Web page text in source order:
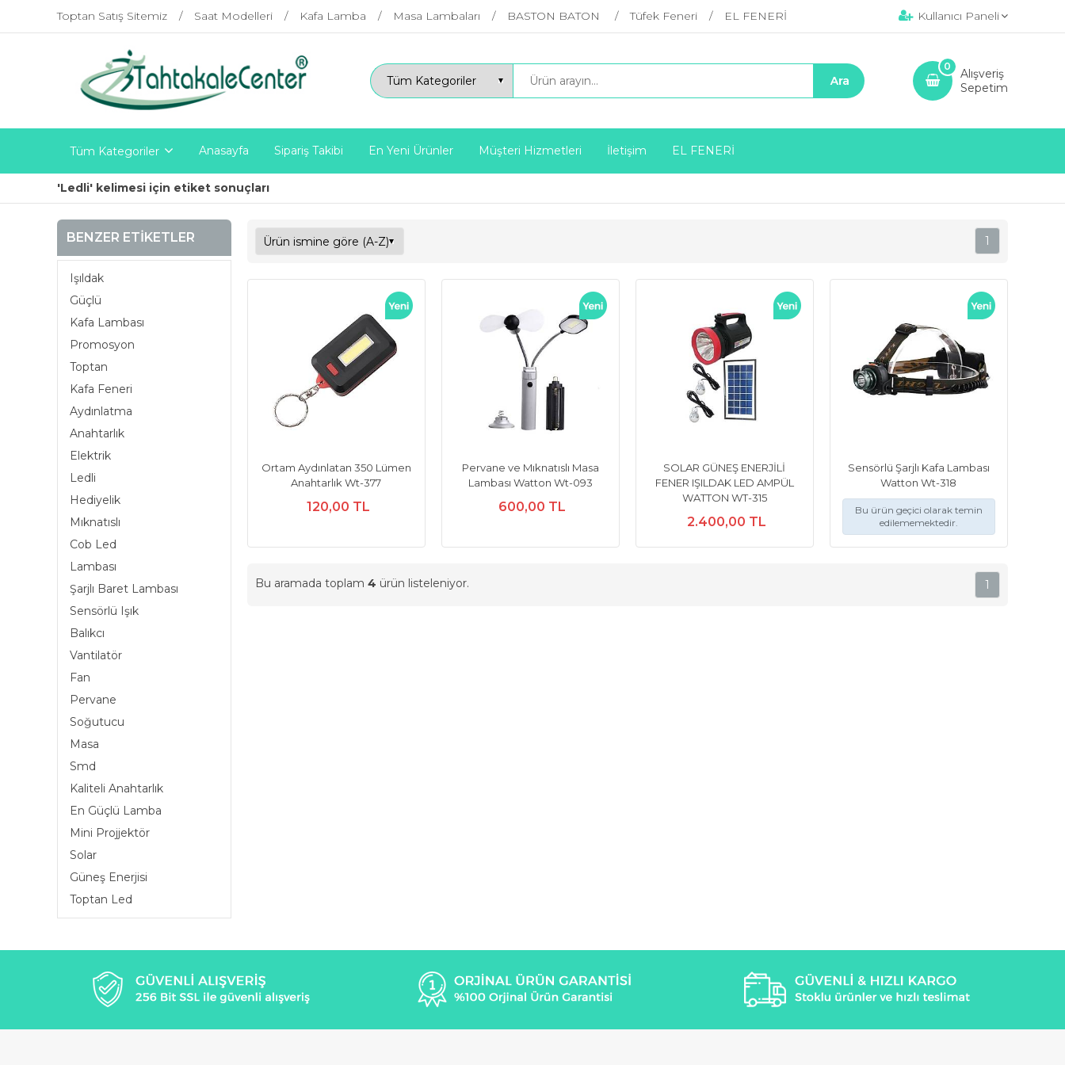
Toptan Satış Sitemiz Saat Modelleri Kafa Lamba Masa Lambaları BASTON BATON Tüfek Feneri EL FENERİ Kullanıcı Paneli
Alışveriş
Sepetim
0
Tüm Kategoriler Anasayfa Sipariş Takibi En Yeni Ürünler Müşteri Hizmetleri İletişim EL FENERİ
'Ledli' kelimesi için etiket sonuçları
BENZER ETIKETLER
Işıldak
Güçlü
Kafa Lambası
Promosyon
Toptan
Kafa Feneri
Aydınlatma
Anahtarlık
Elektrik
Ledli
Hediyelik
Mıknatıslı
Cob Led
Lambası
Şarjlı Baret Lambası
Sensörlü Işık
Balıkcı
Vantilatör
Fan
Pervane
Soğutucu
Masa
Smd
Kaliteli Anahtarlık
En Güçlü Lamba
Mini Projjektör
Solar
Güneş Enerjisi
Toptan Led
1
Ortam Aydınlatan 350 Lümen
Anahtarlık Wt-377
120,00 TL
Pervane ve Mıknatıslı Masa
Lambası Watton Wt-093
600,00 TL
SOLAR GÜNEŞ ENERJİLİ
FENER IŞILDAK LED AMPÜL
WATTON WT-315
2.400,00 TL
Sensörlü Şarjlı Kafa Lambası
Watton Wt-318
Bu ürün geçici olarak temin
edilememektedir.
Bu aramada toplam 4 ürün listeleniyor. 1